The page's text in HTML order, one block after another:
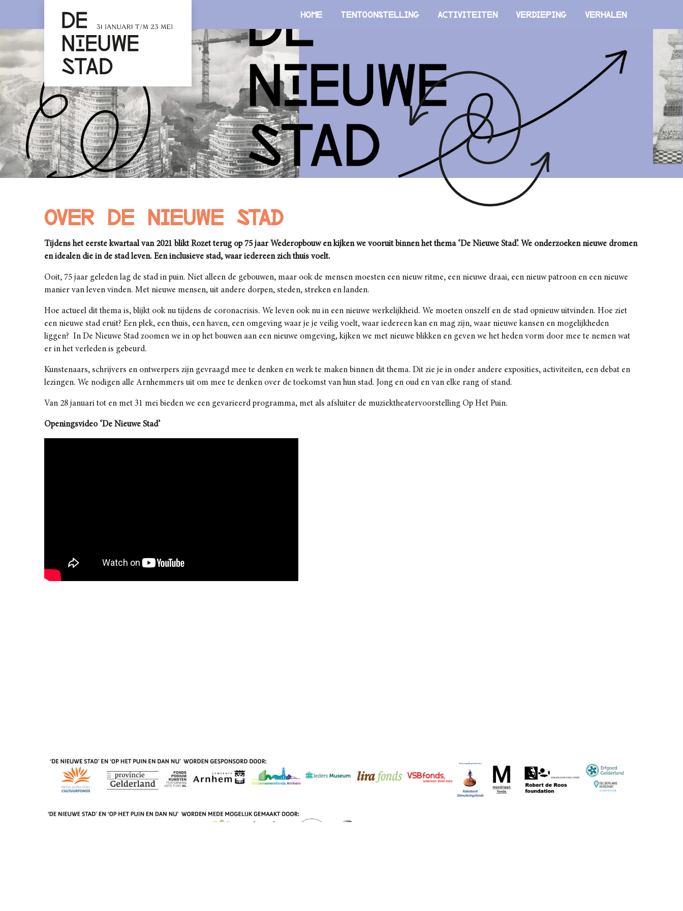
Home Tentoonstelling Activiteiten Verdieping Verhalen
Over De Nieuwe Stad
Tijdens het eerste kwartaal van 2021 blikt Rozet terug op 75 jaar Wederopbouw en kijken we vooruit binnen het thema ‘De Nieuwe Stad’. We onderzoeken nieuwe dromen
en idealen die in de stad leven. Een inclusieve stad, waar iedereen zich thuis voelt.
Ooit, 75 jaar geleden lag de stad in puin. Niet alleen de gebouwen, maar ook de mensen moesten een nieuw ritme, een nieuwe draai, een nieuw patroon en een nieuwe
manier van leven vinden. Met nieuwe mensen, uit andere dorpen, steden, streken en landen.
Hoe actueel dit thema is, blijkt ook nu tijdens de coronacrisis. We leven ook nu in een nieuwe werkelijkheid. We moeten onszelf en de stad opnieuw uitvinden. Hoe ziet
een nieuwe stad eruit? Een plek, een thuis, een haven, een omgeving waar je je veilig voelt, waar iedereen kan en mag zijn, waar nieuwe kansen en mogelijkheden
liggen? In De Nieuwe Stad zoomen we in op het bouwen aan een nieuwe omgeving, kijken we met nieuwe blikken en geven we het heden vorm door mee te nemen wat
er in het verleden is gebeurd.
Kunstenaars, schrijvers en ontwerpers zijn gevraagd mee te denken en werk te maken binnen dit thema. Dit zie je in onder andere exposities, activiteiten, een debat en
lezingen. We nodigen alle Arnhemmers uit om mee te denken over de toekomst van hun stad. Jong en oud en van elke rang of stand.
Van 28 januari tot en met 31 mei bieden we een gevarieerd programma, met als afsluiter de muziektheatervoorstelling Op Het Puin.
Openingsvideo ‘De Nieuwe Stad’